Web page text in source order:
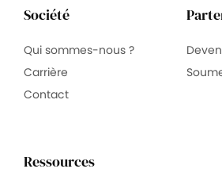
Société
Qui sommes-nous ?
Carrière
Contact
Ressources